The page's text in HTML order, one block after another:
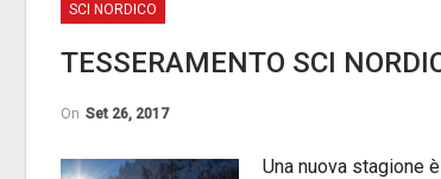
SCI NORDICO
TESSERAMENTO SCI
On Set 26, 2017
Una nuova stagione